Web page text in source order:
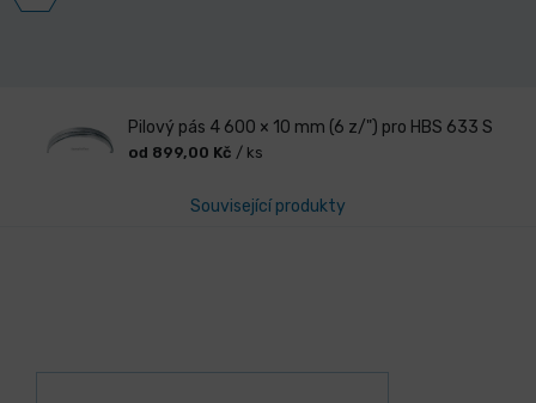
Pilový pás 4 600 × 10 mm (6 z/") pro HBS 633 S
od 899,00 Kč / ks
Související produkty